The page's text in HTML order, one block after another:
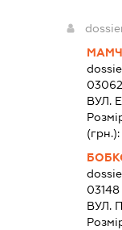
ВУЛ.
ВУЛ.